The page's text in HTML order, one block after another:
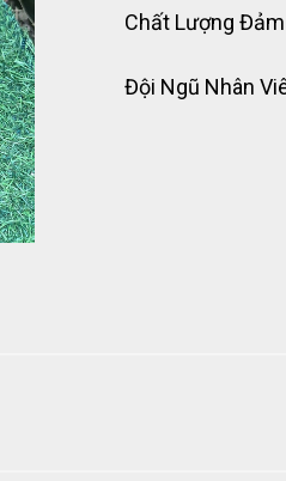
Chất Lượng
Đội Ngũ Nhân